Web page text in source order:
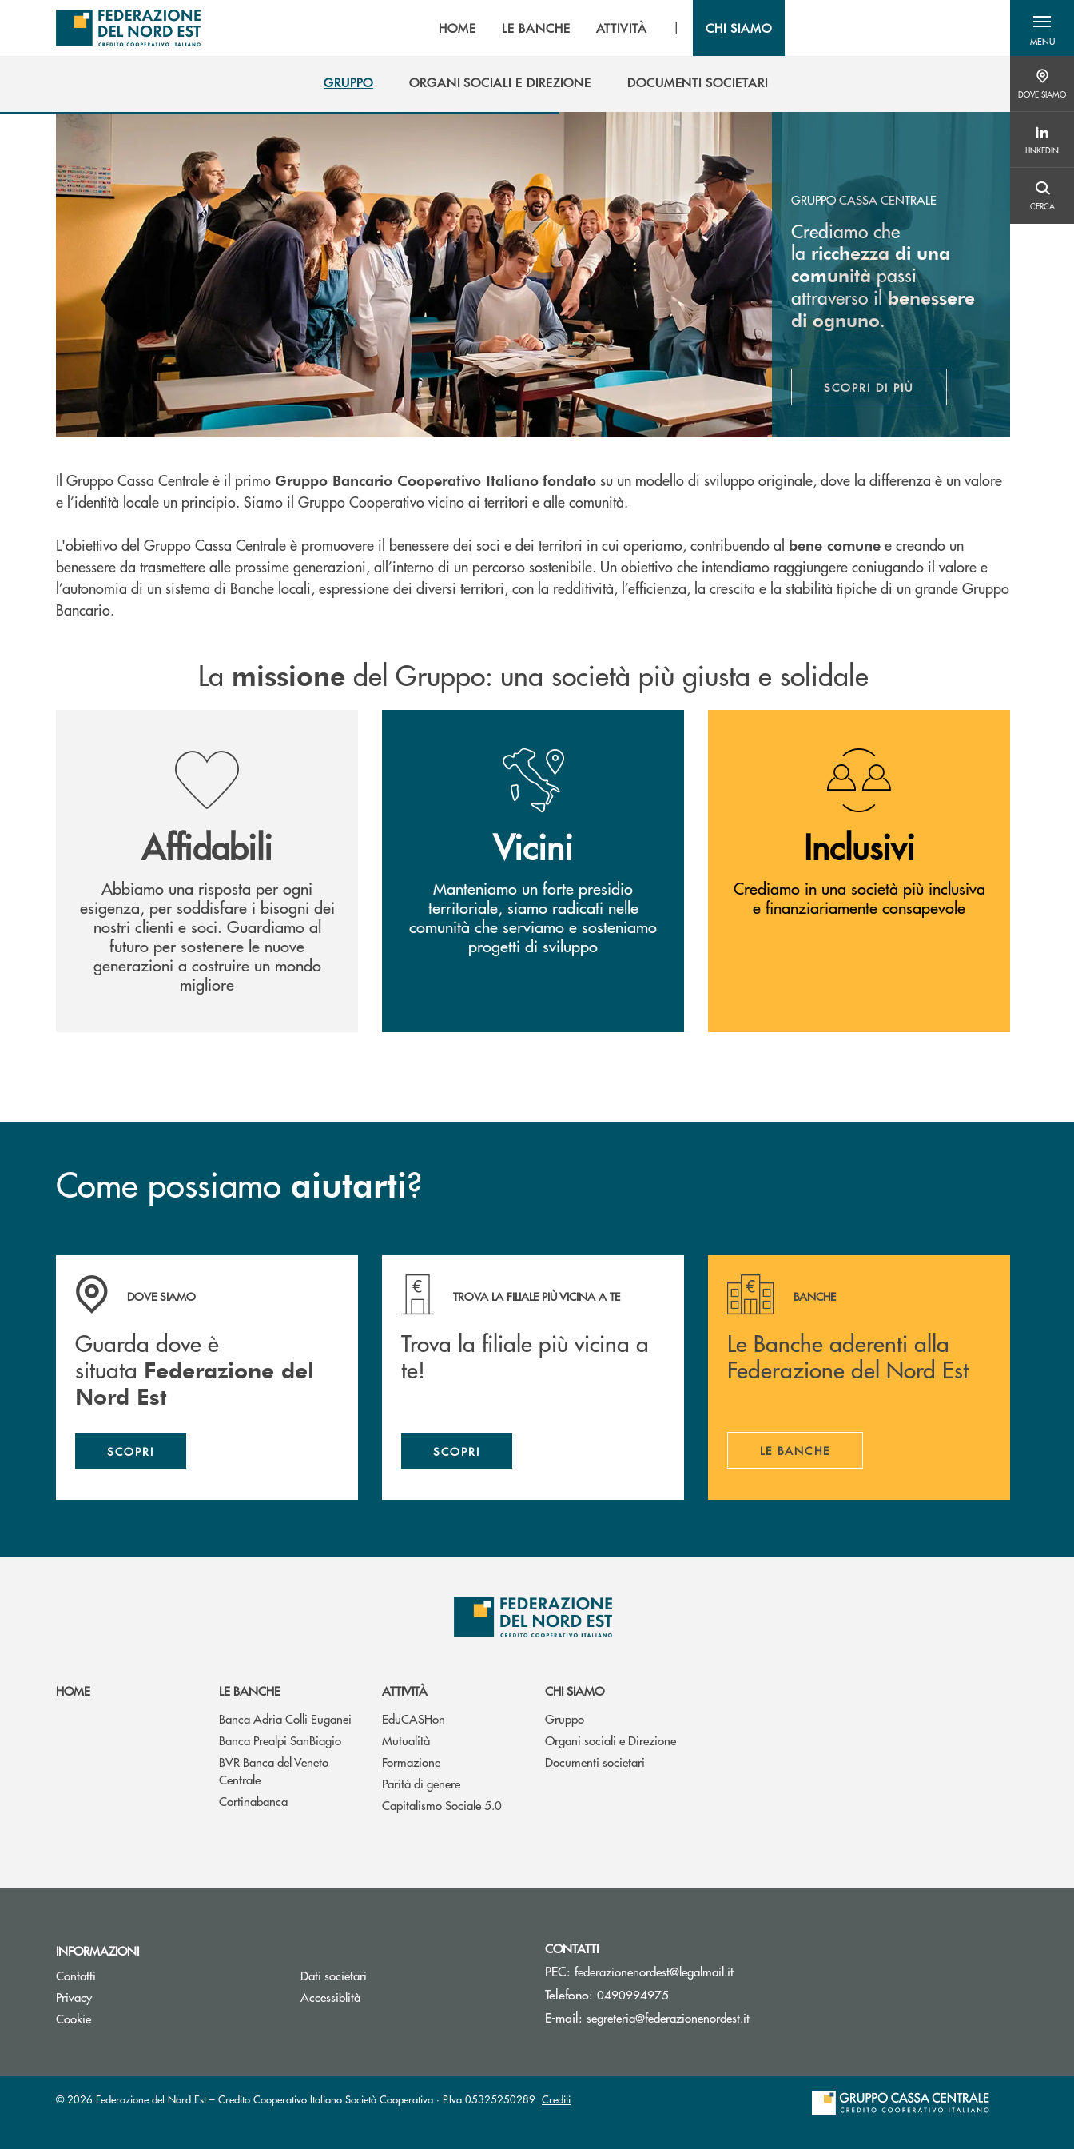
Salta al contenuto principale
HOME LE BANCHE ATTIVITÀ | CHI SIAMO
MENU
menu
DOVE SIAMO
LINKEDIN
CERCA
GRUPPO
ORGANI SOCIALI E DIREZIONE
DOCUMENTI SOCIETARI
GRUPPO CASSA CENTRALE
Crediamo che
la ricchezza di una
comunitàpassi
attraverso ilbenessere
di ognuno.
SCOPRI DI PIÙAPRE UNA NUOVA FINESTRA
Il Gruppo Cassa Centrale è il primo Gruppo Bancario Cooperativo Italiano fondato su un modello di sviluppo originale, dove la differenza è un valore
e l’identità locale un principio. Siamo il Gruppo Cooperativo vicino ai territori e alle comunità.
L'obiettivo del Gruppo Cassa Centrale è promuovere il benessere dei soci e dei territori in cui operiamo, contribuendo al bene comune e creando un
benessere da trasmettere alle prossime generazioni, all’interno di un percorso sostenibile. Un obiettivo che intendiamo raggiungere coniugando il valore e
l’autonomia di un sistema di Banche locali, espressione dei diversi territori, con la redditività, l’efficienza, la crescita e la stabilità tipiche di un grande Gruppo
Bancario.
La missionedel Gruppo: una società più giusta e solidale
Affidabili
Abbiamo una risposta per ogni
esigenza, per soddisfare i bisogni dei
nostri clienti e soci. Guardiamo al
futuro per sostenere le nuove
generazioni a costruire un mondo
migliore
Vicini
Manteniamo un forte presidio
territoriale, siamo radicati nelle
comunità che serviamo e sosteniamo
progetti di sviluppo
Inclusivi
Crediamo in una società più inclusiva
e finanziariamente consapevole
Come possiamo aiutarti?
Guarda dove è situata&nbsp; Federazione del Nord Est
DOVE SIAMO
Guarda dove è
situata Federazione del
Nord Est
SCOPRI
Trova la filiale più vicina a te!
TROVA LA FILIALE PIÙ VICINA A TE
Trova la filiale più vicina a
te!
SCOPRI
Le Banche aderenti alla Federazione del Nord Est
BANCHE
Le Banche aderenti alla
Federazione del Nord Est
LE BANCHE
HOME
LE BANCHE
Banca Adria Colli Euganei
Banca Prealpi SanBiagio
BVR Banca del Veneto
Centrale
Cortinabanca
ATTIVITÀ
EduCASHon
Mutualità
Formazione
Parità di genere
Capitalismo Sociale 5.0
CHI SIAMO
Gruppo
Organi sociali e Direzione
Documenti societari
INFORMAZIONI
Contatti
Privacy
Cookie
Dati societari
Accessiblità
CONTATTI
PEC: federazionenordest@legalmail.it(si apre l’app di posta elettronica)
Telefono: 0490994975
E-mail: segreteria@federazionenordest.it(si apre l’app di posta elettronica)
© 2026 Federazione del Nord Est – Credito Cooperativo Italiano Società Cooperativa · P.Iva 05325250289 Crediti